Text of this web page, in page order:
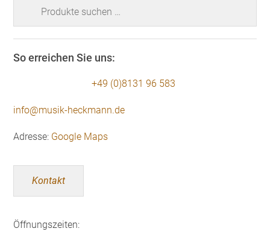
So erreichen Sie uns:
+49 (0)8131 96 583
info@musik-heckmann.de
Adresse: Google Maps
Kontakt
Öffnungszeiten: